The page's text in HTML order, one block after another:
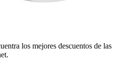
los mejores descuentos de las